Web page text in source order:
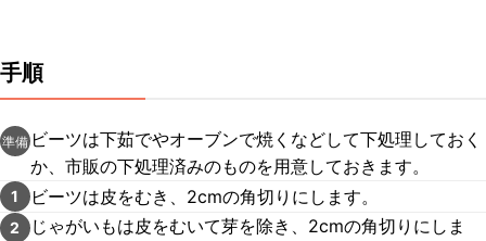
手順
準備 ビーツは下茹でやオーブンで焼くなどして下処理しておく
か、市販の下処理済みのものを用意しておきます。
1 ビーツは皮をむき、2cmの角切りにします。
2
じゃがいもは皮をむいて芽を除き、2cmの角切りにしま